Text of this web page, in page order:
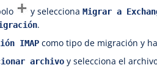
y selecciona Migrar a
.
IMAP como tipo de migración y
archivo y selecciona el